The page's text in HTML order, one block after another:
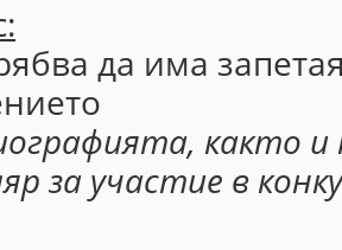
да има
както и
за участие в